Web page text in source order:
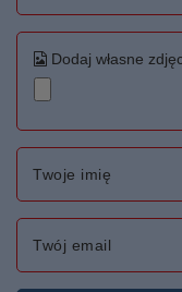
Dodaj własne
Twoje imię
Twój email